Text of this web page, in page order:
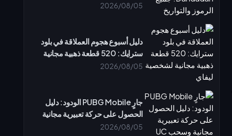
2026/08/05
دليل أسبوع هجوم العملاقة في بلود
سترايك: 520 قطعة ذهبية مجانية
لشخصية ليفاي
2026/08/05
جارٍ PUBG Mobile الودود: دليل
الحصول على حركة تعبيرية مجانية
وسحب UC
2026/08/05